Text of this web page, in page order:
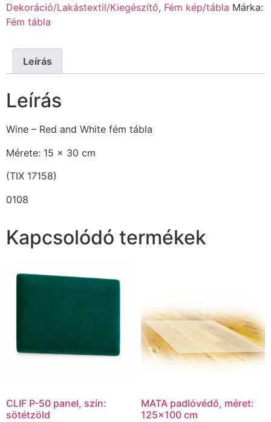
Dekoráció/Lakástextil/Kiegészítő, Fém kép/tábla Márka:
Fém tábla
Leírás
Leírás
Wine – Red and White fém tábla
Mérete: 15 x 30 cm
(TIX 17158)
0108
Kapcsolódó termékek
CLIF P-50 panel, szín:
sötétzöld
MATA padlóvédő, méret:
125×100 cm